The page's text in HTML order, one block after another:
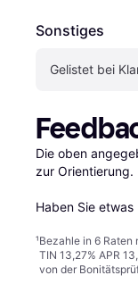
Sonstiges
Gelistet bei
Die oben
zur Orientierung.
Haben Sie
¹Bezahle in 6 Raten
TIN 13,27% APR
von der